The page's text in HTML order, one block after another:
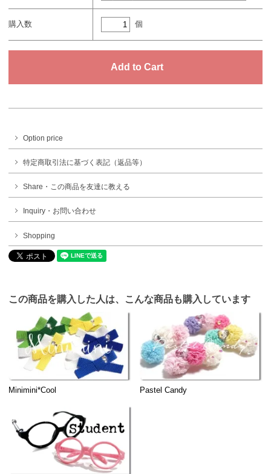
購入数 個
Option price
特定商取引法に基づく表記（返品等）
Share・この商品を友達に教える
Inquiry・お問い合わせ
Shopping
この商品を購入した人は、こんな商品も購入しています
Minimini*Cool Pastel Candy